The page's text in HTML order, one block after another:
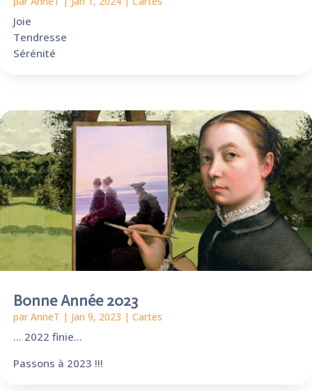
Joie
Tendresse
Sérénité
Bonne Année 2023
parAnneT | Jan 9, 2023 | Cartes
… 2022 finie…
Passons à 2023 !!!